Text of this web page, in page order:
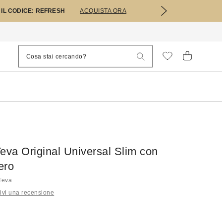
CODICE: REFRESH ACQUISTA ORA
Original Universal Slim con
una recensione